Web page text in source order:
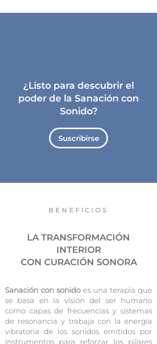
¿Listo para descubrir el
poder de la Sanación con
Sonido?
Suscribirse
BENEFICIOS
LA TRANSFORMACIÓN
INTERIOR
CON CURACIÓN SONORA
Sanación con sonidoes una terapia que
se basa en la visión del ser humano
como capas de frecuencias y sistemas
de resonancia y trabaja con la energía
vibratoria de los sonidos emitidos por
instrumentos para reforzar los pilares